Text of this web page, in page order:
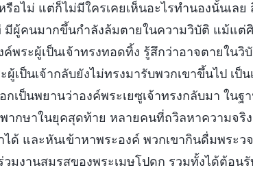
อไม่ แต่ก็ไม่มีใครเคยเห็นอะไรทำนองนั้นเลย
ผู้คนมากขึ้นกำลังล้มตายในความวิบัติ แม้แต่
พระผู้เป็นเจ้าทรงทอดทิ้ง รู้สึกว่าอาจตายในวิ
ป็นเจ้ากลับยังไม่ทรงมารับพวกเขาขึ้นไป เป็น
ป็นพยานว่าองค์พระเยซูเจ้าทรงกลับมา ในฐา
กษาในยุคสุดท้าย หลายคนที่ถวิลหาความจริ
ด้ และหันเข้าหาพระองค์ พวกเขากินดื่มพระว
มงานสมรสของพระเมษโปดก รวมทั้งได้ต้อน